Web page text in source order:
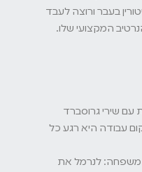
בעבר ורוצה לעבד
המקצועי שלו.
מקום עבודה היא רגע כל
לא משפחה: לנרמל את